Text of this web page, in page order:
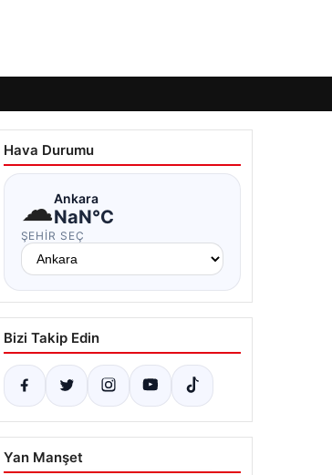
Hava Durumu
☁Ankara
NaN°C
ŞEHIR SEÇ
Bizi Takip Edin
Yan Manşet